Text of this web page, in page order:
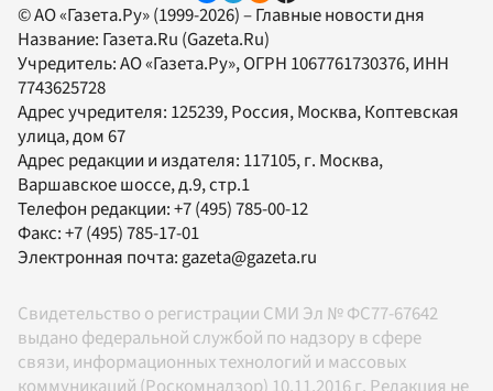
© АО «Газета.Ру» (1999-2026) – Главные новости дня
Название: Газета.Ru (Gazeta.Ru)
Учредитель:АО «Газета.Ру», ОГРН 1067761730376, ИНН
7743625728
Адрес учредителя: 125239, Россия, Москва, Коптевская
улица, дом 67
Адрес редакции и издателя: 117105, г. Москва,
Варшавское шоссе, д.9, стр.1
Телефон редакции:+7 (495) 785-00-12
Факс:+7 (495) 785-17-01
Электронная почта:gazeta@gazeta.ru
Свидетельство о регистрации СМИ Эл № ФС77-67642
выдано федеральной службой по надзору в сфере
связи, информационных технологий и массовых